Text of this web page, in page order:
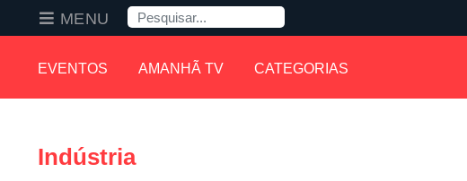
EVENTOS AMANHÃ TV CATEGORIAS
MENU Pesquisa
Indústria